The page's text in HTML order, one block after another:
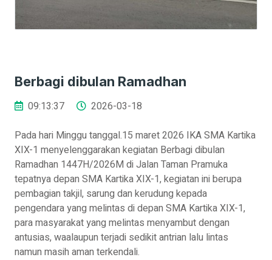
Berbagi dibulan Ramadhan
09:13:37
2026-03-18
Pada hari Minggu tanggal.15 maret 2026 IKA SMA Kartika
XIX-1 menyelenggarakan kegiatan Berbagi dibulan
Ramadhan 1447H/2026M di Jalan Taman Pramuka
tepatnya depan SMA Kartika XIX-1, kegiatan ini berupa
pembagian takjil, sarung dan kerudung kepada
pengendara yang melintas di depan SMA Kartika XIX-1,
para masyarakat yang melintas menyambut dengan
antusias, waalaupun terjadi sedikit antrian lalu lintas
namun masih aman terkendali.